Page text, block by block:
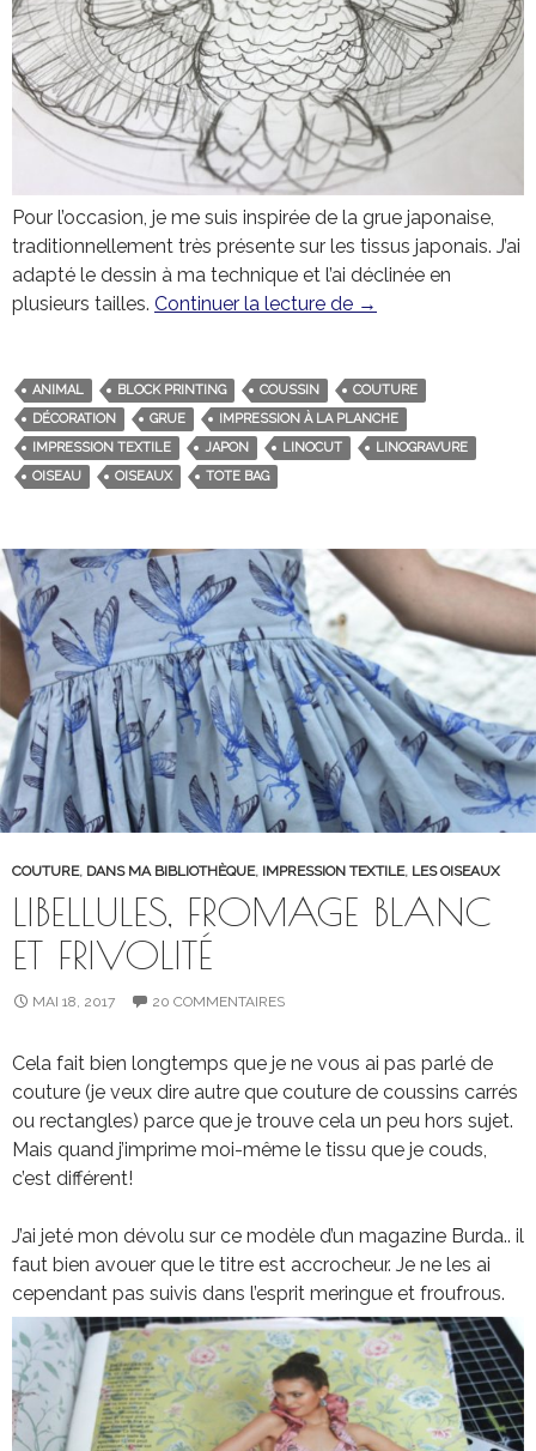
Pour l’occasion, je me suis inspirée de la grue japonaise,
traditionnellement très présente sur les tissus japonais. J’ai
adapté le dessin à ma technique et l’ai déclinée en
plusieurs tailles. Continuer la lecture de La grue japonaise
→
ANIMAL BLOCK PRINTING COUSSIN
COUTURE
DÉCORATION
GRUE
IMPRESSION À LA PLANCHE
IMPRESSION TEXTILE
JAPON LINOCUT
LINOGRAVURE
OISEAU
OISEAUX TOTE BAG
COUTURE, DANS MA BIBLIOTHÈQUE, IMPRESSION TEXTILE, LES OISEAUX
LIBELLULES, FROMAGE BLANC
ET FRIVOLITÉ
MAI 18, 2017 20 COMMENTAIRES
Cela fait bien longtemps que je ne vous ai pas parlé de
couture (je veux dire autre que couture de coussins carrés
ou rectangles) parce que je trouve cela un peu hors sujet.
Mais quand j’imprime moi-même le tissu que je couds,
c’est différent!
J’ai jeté mon dévolu sur ce modèle d’un magazine Burda.. il
faut bien avouer que le titre est accrocheur. Je ne les ai
cependant pas suivis dans l’esprit meringue et froufrous.